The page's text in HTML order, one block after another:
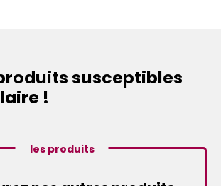
susceptibles
!
les produits